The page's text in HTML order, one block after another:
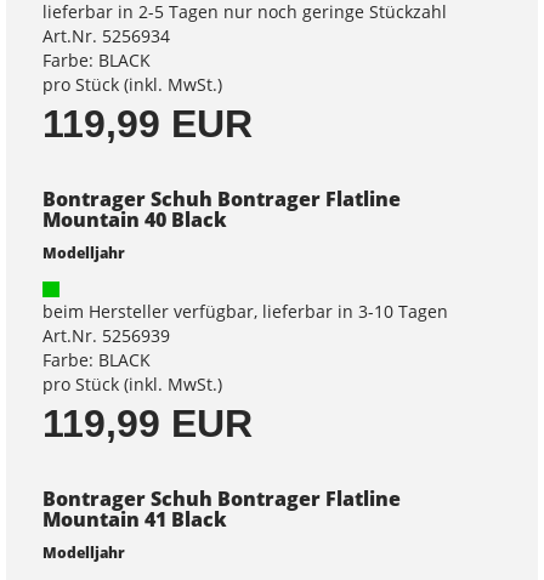
lieferbar in 2-5 Tagen nur noch geringe Stückzahl
Art.Nr. 5256934
Farbe: BLACK
pro Stück (inkl. MwSt.)
119,99 EUR
Bontrager Schuh Bontrager Flatline
Mountain 40 Black
Modelljahr
beim Hersteller verfügbar, lieferbar in 3-10 Tagen
Art.Nr. 5256939
Farbe: BLACK
pro Stück (inkl. MwSt.)
119,99 EUR
Bontrager Schuh Bontrager Flatline
Mountain 41 Black
Modelljahr